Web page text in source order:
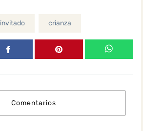
invitado crianza
Comentarios